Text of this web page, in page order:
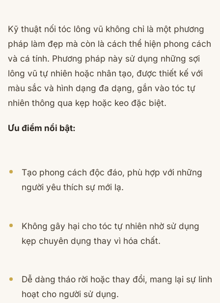
Kỹ thuật nối tóc lông vũ không chỉ là một phương
pháp làm đẹp mà còn là cách thể hiện phong cách
và cá tính. Phương pháp này sử dụng những sợi
lông vũ tự nhiên hoặc nhân tạo, được thiết kế với
màu sắc và hình dạng đa dạng, gắn vào tóc tự
nhiên thông qua kẹp hoặc keo đặc biệt.
Ưu điểm nổi bật:
Tạo phong cách độc đáo, phù hợp với những
người yêu thích sự mới lạ.
Không gây hại cho tóc tự nhiên nhờ sử dụng
kẹp chuyên dụng thay vì hóa chất.
Dễ dàng tháo rời hoặc thay đổi, mang lại sự linh
hoạt cho người sử dụng.